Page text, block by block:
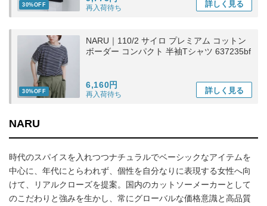
30%OFF 再入荷待ち 詳しく 見る
30%OFF
NARU｜110/2 サイロ プレミアム コットン
ボーダー コンパクト 半袖Tシャツ 637235bf
6,160円
再入荷待ち 詳しく 見る
NARU
時代のスパイスを入れつつナチュラルでベーシックなアイテムを
中心に、年代にとらわれず、個性を自分なりに表現する女性へ向
けて、リアルクローズを提案。国内のカットソーメーカーとして
のこだわりと強みを生かし、常にグローバルな価格意識と高品質